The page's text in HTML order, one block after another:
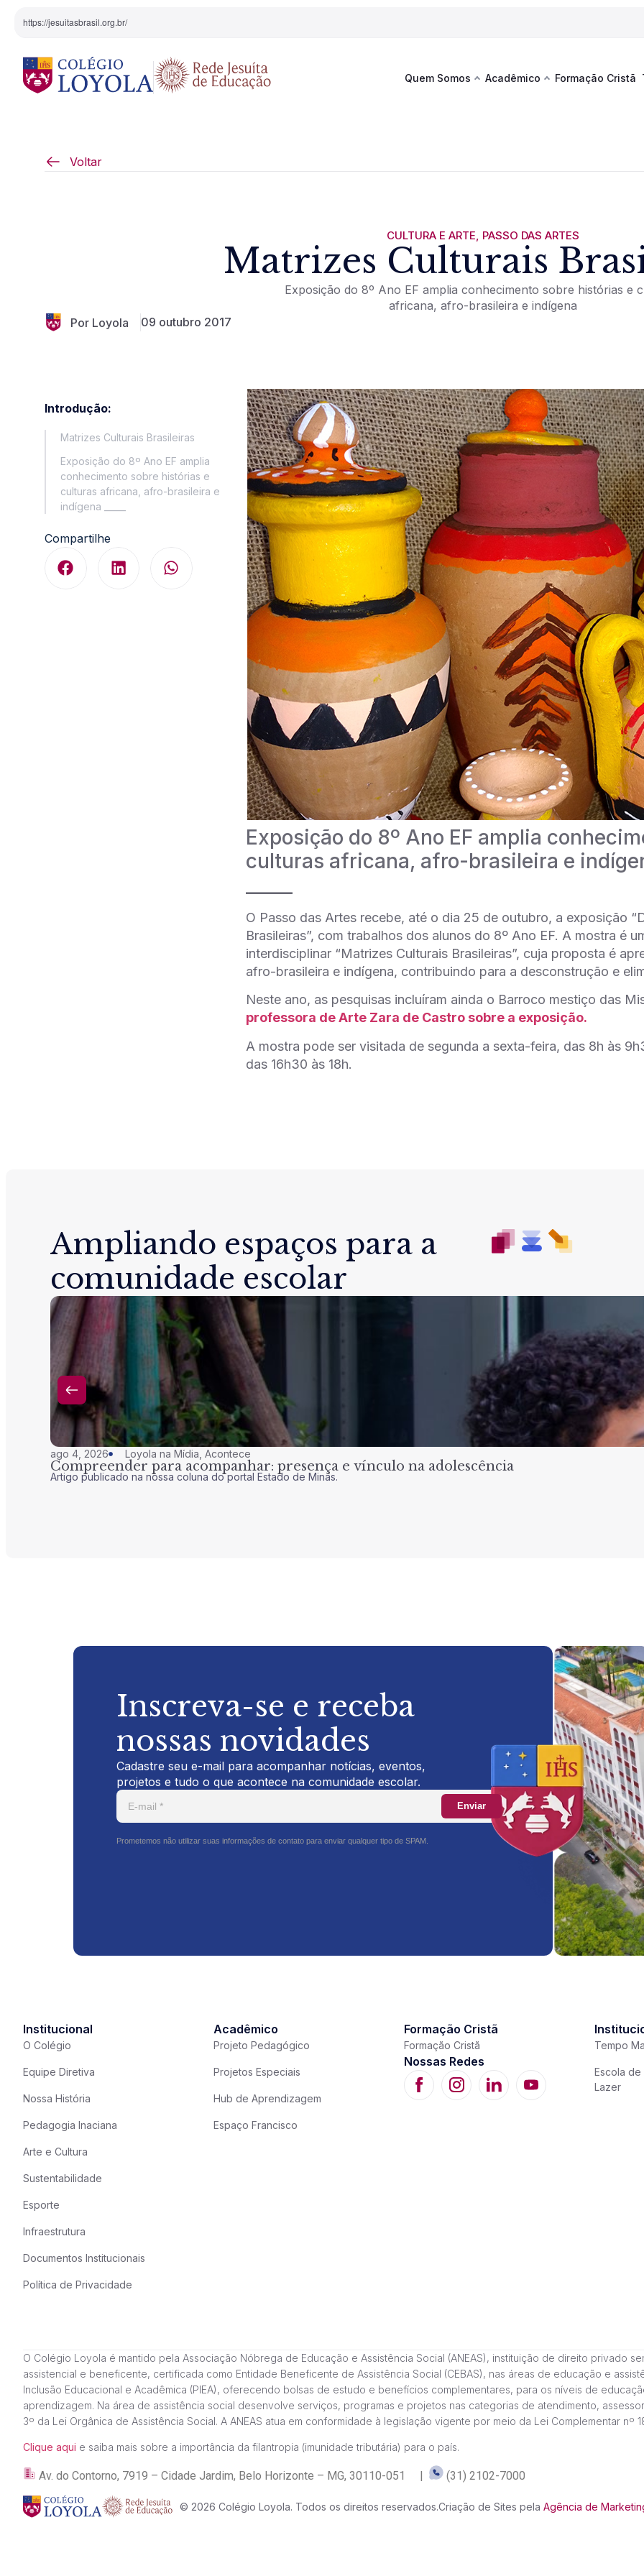
https://jesuitasbrasil.org.br/
Quem Somos
Pedagogia Inaciana Documentos Institucionais
Acadêmico Formação Cristã
Voltar
CULTURA E ARTE, PASSO DAS ARTES
Matrizes Culturais
Exposição do 8º Ano EF amplia conhecimento sobre histórias e
africana, afro-brasileira e indígena
Por Loyola
09 outubro 2017
Introdução:
Matrizes Culturais Brasileiras
Exposição do 8º Ano EF amplia
conhecimento sobre histórias e
culturas africana, afro-brasileira e
indígena _____
Compartilhe
Exposição do 8º Ano EF amplia
culturas africana, afro-brasileira e
O Passo das Artes recebe, até o dia 25 de outubro, a exposição
Brasileiras”, com trabalhos dos alunos do 8º Ano EF. A mostra é
interdisciplinar “Matrizes Culturais Brasileiras”, cuja proposta é
afro-brasileira e indígena, contribuindo para a desconstrução e
Neste ano, as pesquisas incluíram ainda o Barroco mestiço das
professora de Arte Zara de Castro sobre a exposição.
A mostra pode ser visitada de segunda a sexta-feira, das 8h às
das 16h30 às 18h.
Ampliando espaços para a
comunidade escolar
ago 4, 2026 Loyola na Mídia Acontece
Compreender para acompanhar: presença e vínculo na adolescência
Artigo publicado na nossa coluna do portal Estado de Minas.
Inscreva-se e receba
nossas novidades
Cadastre seu e-mail para acompanhar notícias, eventos,
projetos e tudo o que acontece na comunidade escolar.
Enviar
Prometemos não utilizar suas informações de contato para enviar qualquer tipo de SPAM.
Institucional
O Colégio
Equipe Diretiva
Nossa História
Pedagogia Inaciana
Arte e Cultura
Sustentabilidade
Esporte
Infraestrutura
Documentos Institucionais
Política de Privacidade
Acadêmico
Projeto Pedagógico
Projetos Especiais
Hub de Aprendizagem
Espaço Francisco
Formação Cristã
Formação Cristã
Nossas Redes
Tempo
Escola de
Lazer
O Colégio Loyola é mantido pela Associação Nóbrega de Educação e Assistência Social (ANEAS), instituição de direito privado
assistencial e beneficente, certificada como Entidade Beneficente de Assistência Social (CEBAS), nas áreas de educação e
Inclusão Educacional e Acadêmica (PIEA), oferecendo bolsas de estudo e benefícios complementares, para os níveis de
aprendizagem. Na área de assistência social desenvolve serviços, programas e projetos nas categorias de atendimento,
3º da Lei Orgânica de Assistência Social. A ANEAS atua em conformidade à legislação vigente por meio da Lei Complementar nº
Clique aqui e saiba mais sobre a importância da filantropia (imunidade tributária) para o país.
Av. do Contorno, 7919 – Cidade Jardim, Belo Horizonte – MG, 30110-051 | (31) 2102-7000
© 2026 Colégio Loyola. Todos os direitos reservados.Criação de Sites pela Agência de